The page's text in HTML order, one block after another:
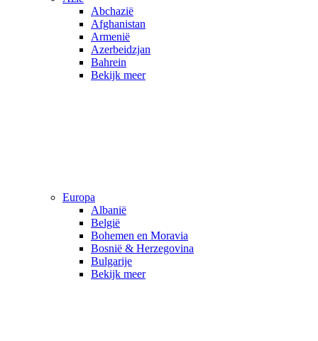
Abchazië
Afghanistan
Armenië
Azerbeidzjan
Bahrein
Bekijk meer
Europa
Albanië
België
Bohemen en Moravia
Bosnië & Herzegovina
Bulgarije
Bekijk meer